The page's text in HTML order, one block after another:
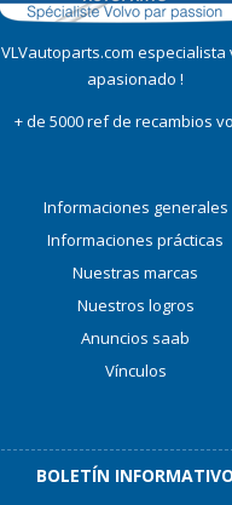
VLVautoparts.com especialista
apasionado !
+ de 5000 ref de recambios
Informaciones generales
Informaciones prácticas
Nuestras marcas
Nuestros logros
Anuncios saab
Vínculos
BOLETÍN INFORMATIVO